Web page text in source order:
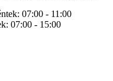
07:00 - 11:00
07:00 - 15:00